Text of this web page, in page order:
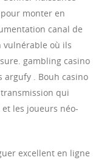
monter en
canal de
où ils
gambling casino
argufy . Bouh casino
qui
les joueurs néo-
excellent en ligne